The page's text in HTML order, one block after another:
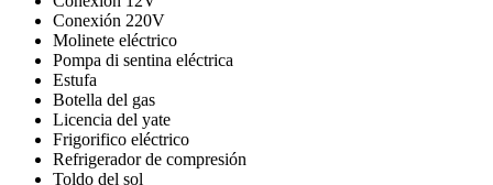
Conexión 220V
Molinete eléctrico
Pompa di sentina eléctrica
Estufa
Botella del gas
Licencia del yate
Frigorifico eléctrico
Refrigerador de compresión
Toldo del sol